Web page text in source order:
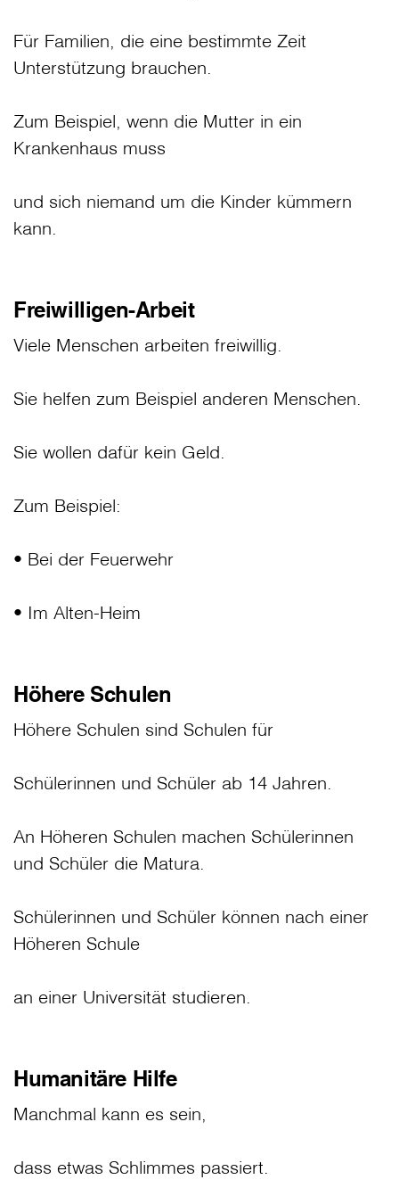
Für Familien, die eine bestimmte Zeit
Unterstützung brauchen.
Zum Beispiel, wenn die Mutter in ein
Krankenhaus muss
und sich niemand um die Kinder kümmern
kann.
Freiwilligen-Arbeit
Viele Menschen arbeiten freiwillig.
Sie helfen zum Beispiel anderen Menschen.
Sie wollen dafür kein Geld.
Zum Beispiel:
• Bei der Feuerwehr
• Im Alten-Heim
Höhere Schulen
Höhere Schulen sind Schulen für
Schülerinnen und Schüler ab 14 Jahren.
An Höheren Schulen machen Schülerinnen
und Schüler die Matura.
Schülerinnen und Schüler können nach einer
Höheren Schule
an einer Universität studieren.
Humanitäre Hilfe
Manchmal kann es sein,
dass etwas Schlimmes passiert.